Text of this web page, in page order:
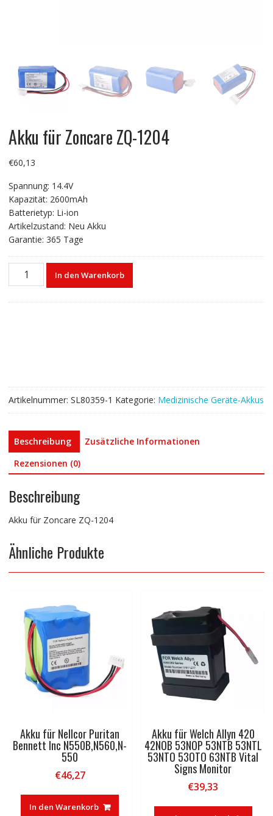
Akku für Zoncare ZQ-1204
€60,13
Spannung: 14.4V
Kapazität: 2600mAh
Batterietyp: Li-ion
Artikelzustand: Neu Akku
Garantie: 365 Tage
Akku
In den Warenkorb
Artikelnummer: SL80359-1 Kategorie: Medizinische Geräte-Akkus
Beschreibung
Zusätzliche Informationen
Rezensionen (0)
Beschreibung
Akku für Zoncare ZQ-1204
Ähnliche Produkte
Akku für Nellcor Puritan
Bennett Inc N550B,N560,N-
550
€46,27
In den Warenkorb
Akku für Welch Allyn 420
42NOB 53NOP 53NTB 53NTL
53NTO 53OTO 63NTB Vital
Signs Monitor
€39,33